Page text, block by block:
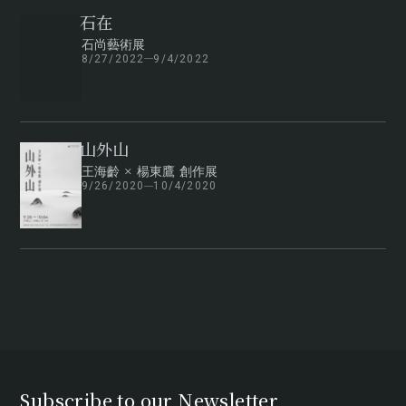
石在
石尚藝術展
8/27/2022 9/4/2022
山外山
王海齡 × 楊東鷹 創作展
9/26/2020 10/4/2020
Subscribe to our Newsletter